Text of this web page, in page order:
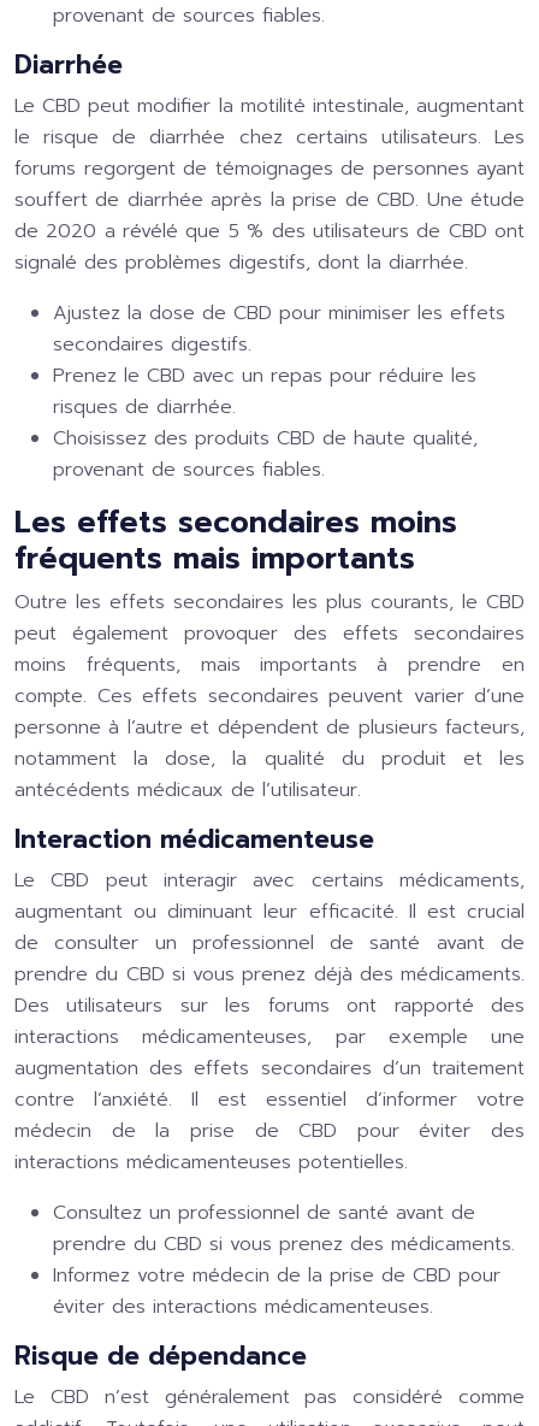
provenant de sources fiables.
Diarrhée
Le CBD peut modifier la motilité intestinale, augmentant
le risque de diarrhée chez certains utilisateurs. Les
forums regorgent de témoignages de personnes ayant
souffert de diarrhée après la prise de CBD. Une étude
de 2020 a révélé que 5 % des utilisateurs de CBD ont
signalé des problèmes digestifs, dont la diarrhée.
Ajustez la dose de CBD pour minimiser les effets
secondaires digestifs.
Prenez le CBD avec un repas pour réduire les
risques de diarrhée.
Choisissez des produits CBD de haute qualité,
provenant de sources fiables.
Les effets secondaires moins
fréquents mais importants
Outre les effets secondaires les plus courants, le CBD
peut également provoquer des effets secondaires
moins fréquents, mais importants à prendre en
compte. Ces effets secondaires peuvent varier d’une
personne à l’autre et dépendent de plusieurs facteurs,
notamment la dose, la qualité du produit et les
antécédents médicaux de l’utilisateur.
Interaction médicamenteuse
Le CBD peut interagir avec certains médicaments,
augmentant ou diminuant leur efficacité. Il est crucial
de consulter un professionnel de santé avant de
prendre du CBD si vous prenez déjà des médicaments.
Des utilisateurs sur les forums ont rapporté des
interactions médicamenteuses, par exemple une
augmentation des effets secondaires d’un traitement
contre l’anxiété. Il est essentiel d’informer votre
médecin de la prise de CBD pour éviter des
interactions médicamenteuses potentielles.
Consultez un professionnel de santé avant de
prendre du CBD si vous prenez des médicaments.
Informez votre médecin de la prise de CBD pour
éviter des interactions médicamenteuses.
Risque de dépendance
Le CBD n’est généralement pas considéré comme